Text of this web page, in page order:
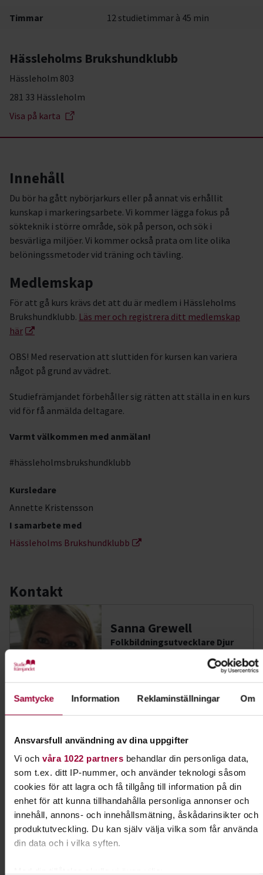
Samtycke Information Reklaminställningar Om
Ansvarsfull användning av dina uppgifter
Vi och våra 1022 partnersbehandlar din personliga data,
som t.ex. ditt IP-nummer, och använder teknologi såsom
cookies för att lagra och få tillgång till information på din
enhet för att kunna tillhandahålla personliga annonser och
innehåll, annons- och innehållsmätning, åskådarinsikter och
produktutveckling. Du kan själv välja vilka som får använda
din data och i vilka syften.
Timmar 12 studietimmar à 45 min
Hässleholms Brukshundklubb
Hässleholm 803
281 33 Hässleholm
Visa på karta
Innehåll
Du bör ha gått nybörjarkurs eller på annat vis erhållit
kunskap i markeringsarbete. Vi kommer lägga fokus på
sökteknik i större område, sök på person, och sök i
besvärliga miljöer. Vi kommer också prata om lite olika
belöningssmetoder vid träning och tävling.
Medlemskap
För att gå kurs krävs det att du är medlem i Hässleholms
Brukshundklubb. Läs mer och registrera ditt medlemskap
här
OBS! Med reservation att sluttiden för kursen kan variera
något på grund av vädret.
Studiefrämjandet förbehåller sig rätten att ställa in en kurs
vid för få anmälda deltagare.
Varmt välkommen med anmälan!
#hässleholmsbrukshundklubb
Kursledare
Annette Kristensson
I samarbete med
Hässleholms Brukshundklubb
Kontakt
Sanna Grewell
Folkbildningsutvecklare Djur
Visa mer
Nosarbete
Lär din hund att bli ännu bättre på att dofta sig
fram. I Nose work får hunden använda en av sina
främsta egenskaper - sitt fantastiska luktsinne.